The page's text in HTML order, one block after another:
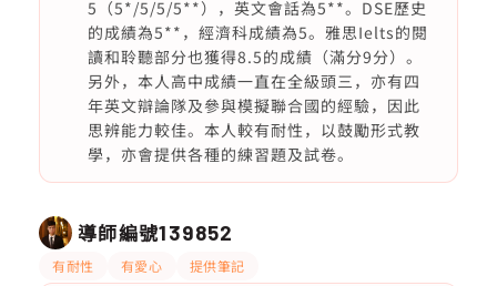
5（5*/5/5/5**），英文會話為5**。DSE歷史
的成績為5**，經濟科成績為5。雅思Ielts的閱
讀和聆聽部分也獲得8.5的成績（滿分9分）。
另外，本人高中成績一直在全級頭三，亦有四
年英文辯論隊及參與模擬聯合國的經驗，因此
思辨能力較佳。本人較有耐性，以鼓勵形式教
學，亦會提供各種的練習題及試卷。
導師編號139852
有耐性 有愛心 提供筆記